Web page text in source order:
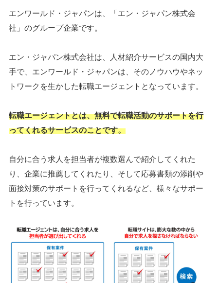
エンワールド・ジャパンは、「エン・ジャパン株式会
社」のグループ企業です。
エン・ジャパン株式会社は、人材紹介サービスの国内大
手で、エンワールド・ジャパンは、そのノウハウやネッ
トワークを生かした転職エージェントとなっています。
転職エージェントとは、無料で転職活動のサポートを行
ってくれるサービスのことです。
自分に合う求人を担当者が複数選んで紹介してくれた
り、企業に推薦してくれたり、そして応募書類の添削や
面接対策のサポートを行ってくれるなど、様々なサポー
トを行っています。